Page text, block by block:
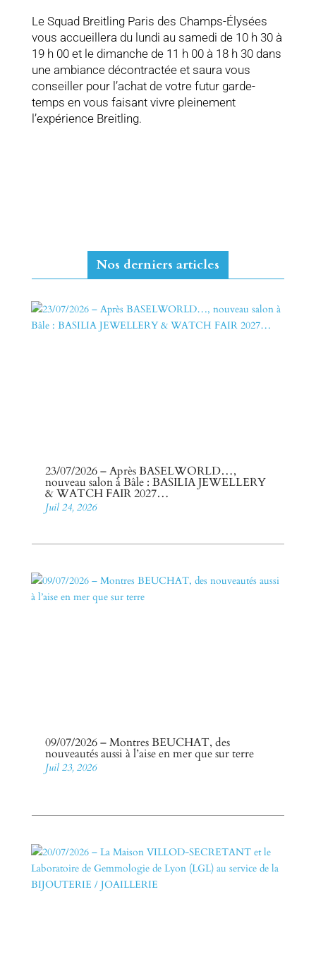
Le Squad Breitling Paris des Champs-Élysées
vous accueillera du lundi au samedi de 10 h 30 à
19 h 00 et le dimanche de 11 h 00 à 18 h 30 dans
une ambiance décontractée et saura vous
conseiller pour l’achat de votre futur garde-
temps en vous faisant vivre pleinement
l’expérience Breitling.
Nos derniers articles
23/07/2026 – Après BASELWORLD…,
nouveau salon à Bâle : BASILIA JEWELLERY
& WATCH FAIR 2027…
Juil 24, 2026
09/07/2026 – Montres BEUCHAT, des
nouveautés aussi à l’aise en mer que sur terre
Juil 23, 2026